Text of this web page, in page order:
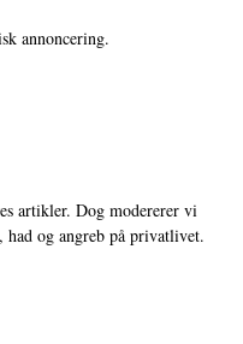
annoncering.
artikler. Dog modererer vi
had og angreb på privatlivet.